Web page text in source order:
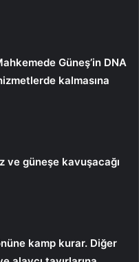
Güneş’in DNA
kalmasına
ve güneşe kavuşacağı
kamp kurar. Diğer